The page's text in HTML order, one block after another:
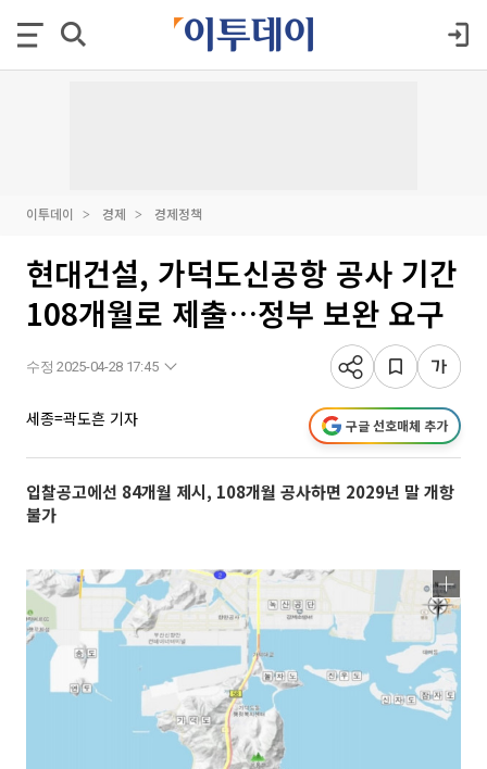
이투데이 경제 경제정책
현대건설, 가덕도신공항 공사 기간
108개월로 제출…정부 보완 요구
수정 2025-04-28 17:45
세종=곽도흔 기자 구글 선호매체 추가
입찰공고에선 84개월 제시, 108개월 공사하면 2029년 말 개항
불가